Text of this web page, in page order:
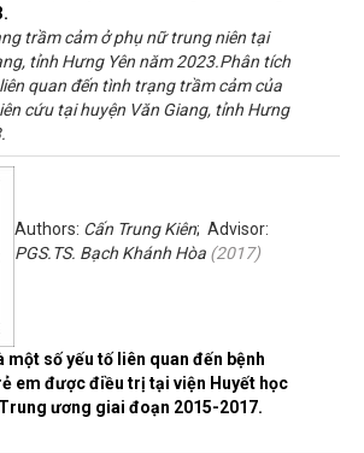
trầm cảm ở phụ nữ trung niên tại
tỉnh Hưng Yên năm 2023.Phân tích
quan đến tình trạng trầm cảm của
cứu tại huyện Văn Giang, tỉnh Hưng
một số yếu tố liên quan đến bệnh
em được điều trị tại viện Huyết học
ương giai đoạn 2015-2017.
Authors: Cấn Trung Kiên; Advisor:
PGS.TS. Bạch Khánh Hòa (2017)